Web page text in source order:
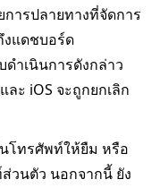
ารปลายทางที่จัดการ
งแดชบอร์ด
ำเนินการดังกล่าว
ะ iOS จะถูกยกเลิก
โทรศัพท์ให้ยืม หรือ
วนตัว นอกจากนี้ ยัง